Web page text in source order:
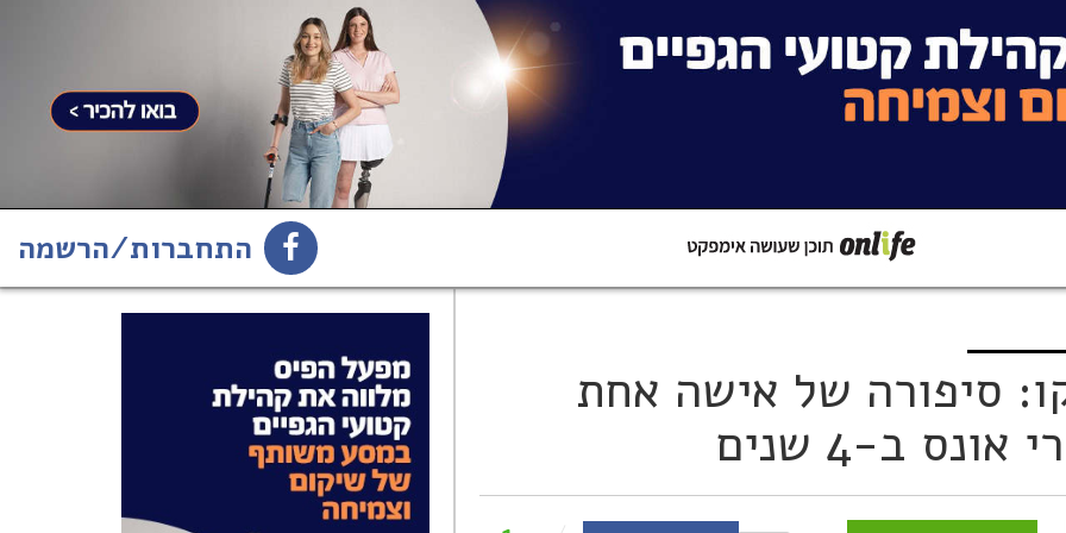
התחברות/הרשמה
הירשמו לניוזלטר 1
סיפורה של אישה אחת